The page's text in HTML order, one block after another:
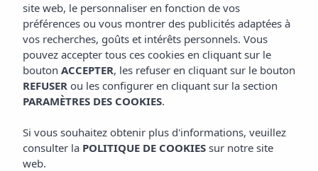
site web, le personnaliser en fonction de vos
préférences ou vous montrer des publicités adaptées à
vos recherches, goûts et intérêts personnels. Vous
pouvez accepter tous ces cookies en cliquant sur le
bouton ACCEPTER, les refuser en cliquant sur le bouton
REFUSER ou les configurer en cliquant sur la section
PARAMÈTRES DES COOKIES.
Si vous souhaitez obtenir plus d'informations, veuillez
consulter la POLITIQUE DE COOKIES sur notre site
web.